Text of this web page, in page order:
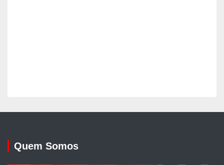
Quem Somos